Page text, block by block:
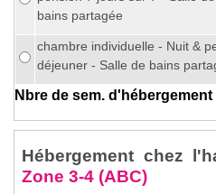
bains partagée
chambre individuelle - Nuit &
déjeuner - Salle de bains
Nbre de sem. d'hébergement
Hébergement chez
Zone 3-4 (ABC)